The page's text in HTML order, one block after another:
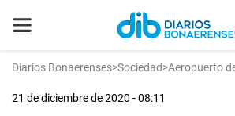
Diarios Bonaerenses>Sociedad>Aeropuerto
21 de diciembre de 2020 - 08:11